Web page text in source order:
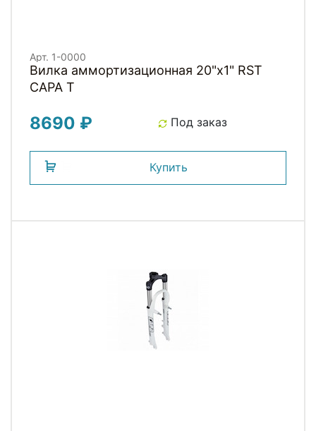
Арт. 1-0000
Вилка аммортизационная 20"х1" RST
CAPA T
8690 ₽ Под заказ
Купить